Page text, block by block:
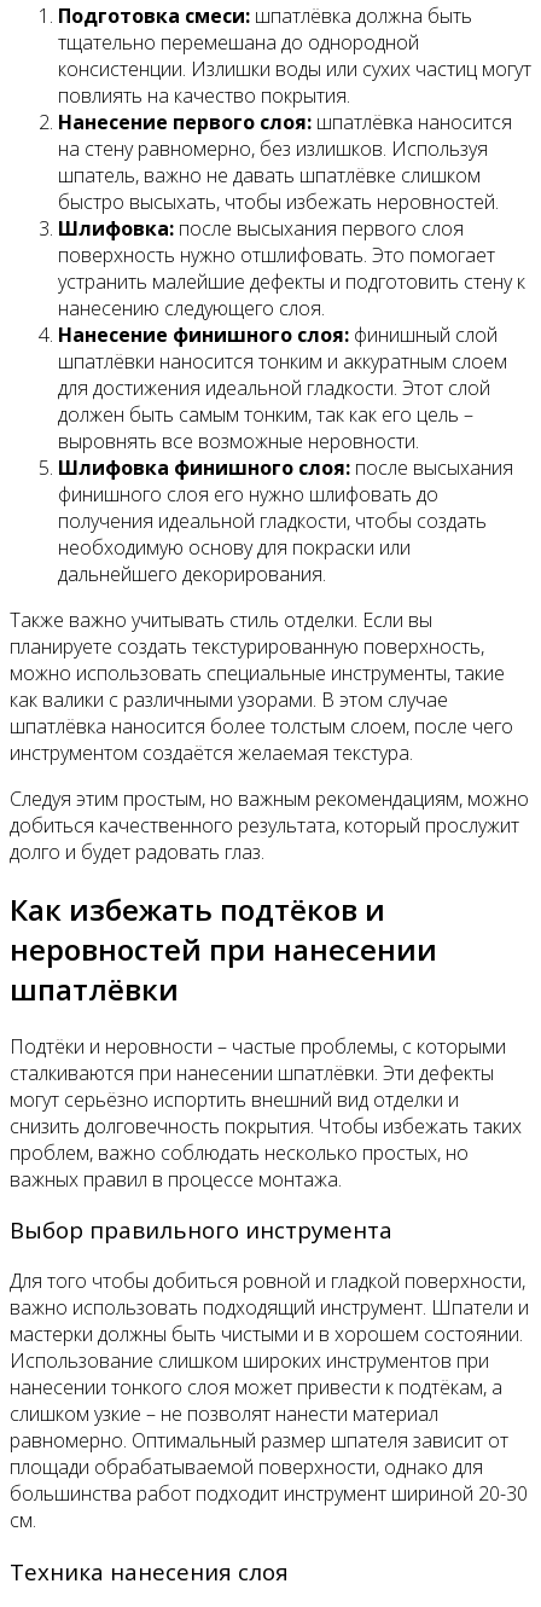
Подготовка смеси: шпатлёвка должна быть
тщательно перемешана до однородной
консистенции. Излишки воды или сухих частиц могут
повлиять на качество покрытия.
Нанесение первого слоя: шпатлёвка наносится
на стену равномерно, без излишков. Используя
шпатель, важно не давать шпатлёвке слишком
быстро высыхать, чтобы избежать неровностей.
Шлифовка: после высыхания первого слоя
поверхность нужно отшлифовать. Это помогает
устранить малейшие дефекты и подготовить стену к
нанесению следующего слоя.
Нанесение финишного слоя: финишный слой
шпатлёвки наносится тонким и аккуратным слоем
для достижения идеальной гладкости. Этот слой
должен быть самым тонким, так как его цель –
выровнять все возможные неровности.
Шлифовка финишного слоя: после высыхания
финишного слоя его нужно шлифовать до
получения идеальной гладкости, чтобы создать
необходимую основу для покраски или
дальнейшего декорирования.
Также важно учитывать стиль отделки. Если вы
планируете создать текстурированную поверхность,
можно использовать специальные инструменты, такие
как валики с различными узорами. В этом случае
шпатлёвка наносится более толстым слоем, после чего
инструментом создаётся желаемая текстура.
Следуя этим простым, но важным рекомендациям, можно
добиться качественного результата, который прослужит
долго и будет радовать глаз.
Как избежать подтёков и
неровностей при нанесении
шпатлёвки
Подтёки и неровности – частые проблемы, с которыми
сталкиваются при нанесении шпатлёвки. Эти дефекты
могут серьёзно испортить внешний вид отделки и
снизить долговечность покрытия. Чтобы избежать таких
проблем, важно соблюдать несколько простых, но
важных правил в процессе монтажа.
Выбор правильного инструмента
Для того чтобы добиться ровной и гладкой поверхности,
важно использовать подходящий инструмент. Шпатели и
мастерки должны быть чистыми и в хорошем состоянии.
Использование слишком широких инструментов при
нанесении тонкого слоя может привести к подтёкам, а
слишком узкие – не позволят нанести материал
равномерно. Оптимальный размер шпателя зависит от
площади обрабатываемой поверхности, однако для
большинства работ подходит инструмент шириной 20-30
см.
Техника нанесения слоя